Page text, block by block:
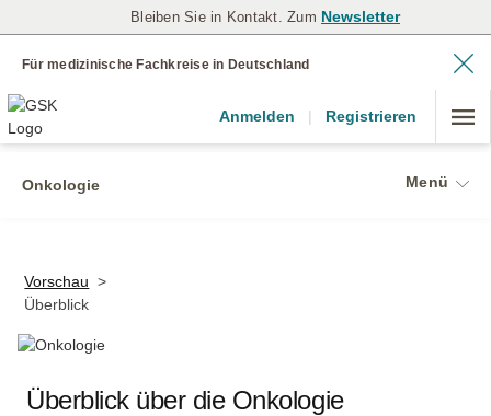
Bleiben Sie in Kontakt. Zum Newsletter
Für medizinische Fachkreise in Deutschland
Anmelden | Registrieren
Onkologie Menü
Vorschau >
Überblick
Überblick über die Onkologie